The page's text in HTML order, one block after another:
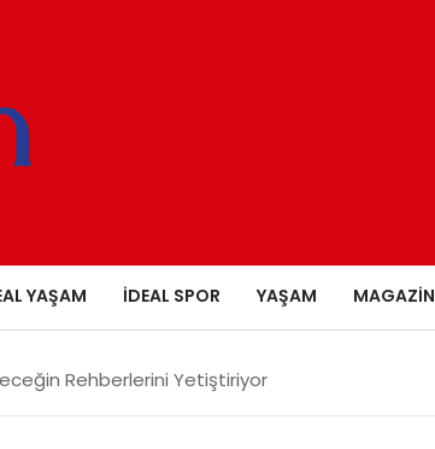
YAŞAM İDEAL SPOR YAŞAM MAGAZIN
Rehberlerini Yetiştiriyor